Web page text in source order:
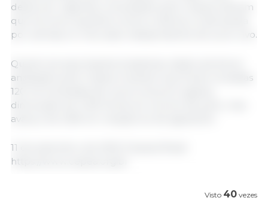
deste ano. Agentes consultados pelo Cepea indicam
que há certo equilíbrio entre a oferta e a demanda
por animais no mercado independente de suíno vivo.
Quanto às exportações brasileiras, dados da Secex
analisados pelo Cepea mostram que foram enviadas
120 mil toneladas de carne suína em agosto,
diminuição de 4,2% frente ao volume de julho, mas
avanço de 2,6% em relação ao de agosto/24.
11 de setembro de 2025 /Cepea/ Brasil
https://www.cepea.org.br
Visto 40 vezes